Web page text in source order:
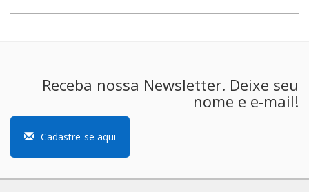
Receba nossa Newsletter. Deixe seu
nome e e-mail!
Cadastre-se aqui